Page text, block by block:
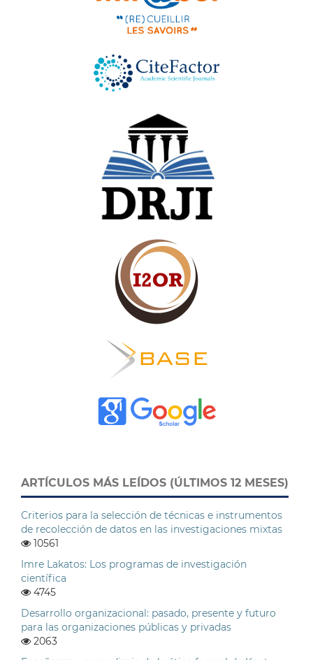
ARTÍCULOS MÁS LEÍDOS (ÚLTIMOS 12 MESES)
Criterios para la selección de técnicas e instrumentos
de recolección de datos en las investigaciones mixtas
10561
Imre Lakatos: Los programas de investigación
científica
4745
Desarrollo organizacional: pasado, presente y futuro
para las organizaciones públicas y privadas
2063